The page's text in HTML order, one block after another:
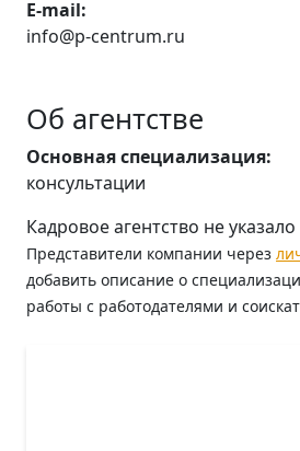
E-mail:
info@p-centrum.ru
Об агентстве
Основная специализация:
консультации
Кадровое агентство не
Представители компании через
добавить описание о
работы с работодателями и